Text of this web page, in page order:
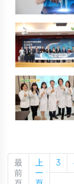
最
前
上
一
3